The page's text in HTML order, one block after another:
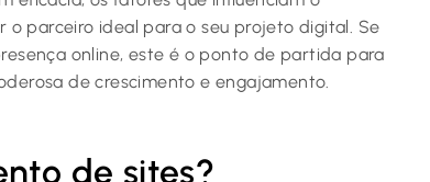
parceiro ideal para o seu projeto digital. Se
online, este é o ponto de partida para
de crescimento e engajamento.
de sites?